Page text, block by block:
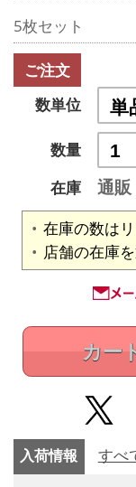
5枚セット
ご注文
数単位
数量
在庫
通販
在庫の数は
店舗の在庫
カー
入荷情報 すべ